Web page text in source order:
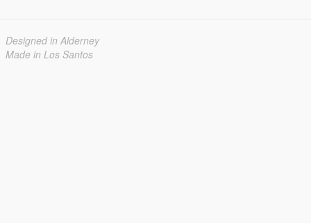
Designed in Alderney
Made in Los Santos